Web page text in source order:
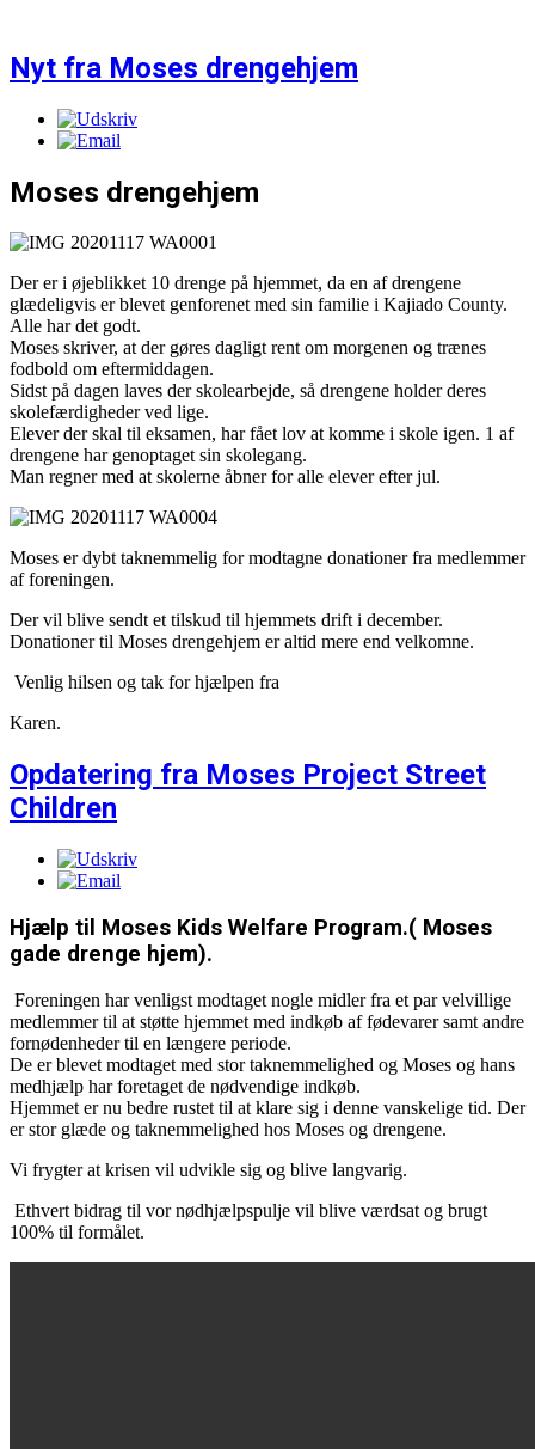
Nyt fra Moses drengehjem
Moses drengehjem
Der er i øjeblikket 10 drenge på hjemmet, da en af drengene
glædeligvis er blevet genforenet med sin familie i Kajiado County.
Alle har det godt.
Moses skriver, at der gøres dagligt rent om morgenen og trænes
fodbold om eftermiddagen.
Sidst på dagen laves der skolearbejde, så drengene holder deres
skolefærdigheder ved lige.
Elever der skal til eksamen, har fået lov at komme i skole igen. 1 af
drengene har genoptaget sin skolegang.
Man regner med at skolerne åbner for alle elever efter jul.
Moses er dybt taknemmelig for modtagne donationer fra medlemmer
af foreningen.
Der vil blive sendt et tilskud til hjemmets drift i december.
Donationer til Moses drengehjem er altid mere end velkomne.
Venlig hilsen og tak for hjælpen fra
Karen.
Opdatering fra Moses Project Street
Children
Hjælp til Moses Kids Welfare Program.( Moses
gade drenge hjem).
Foreningen har venligst modtaget nogle midler fra et par velvillige
medlemmer til at støtte hjemmet med indkøb af fødevarer samt andre
fornødenheder til en længere periode.
De er blevet modtaget med stor taknemmelighed og Moses og hans
medhjælp har foretaget de nødvendige indkøb.
Hjemmet er nu bedre rustet til at klare sig i denne vanskelige tid. Der
er stor glæde og taknemmelighed hos Moses og drengene.
Vi frygter at krisen vil udvikle sig og blive langvarig.
Ethvert bidrag til vor nødhjælpspulje vil blive værdsat og brugt
100% til formålet.